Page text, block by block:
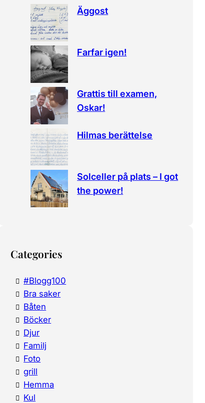
Äggost
Farfar igen!
Grattis till examen,
Oskar!
Hilmas berättelse
Solceller på plats – I got
the power!
Categories
#Blogg100
Bra saker
Båten
Böcker
Djur
Familj
Foto
grill
Hemma
Kul